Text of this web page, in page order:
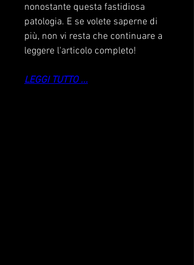
nonostante questa fastidiosa
patologia. E se volete saperne di
più, non vi resta che continuare a
leggere l'articolo completo!
LEGGI TUTTO ...